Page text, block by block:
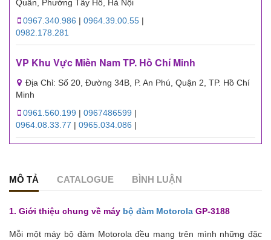
Quân, Phường Tây Hồ, Hà Nội
0967.340.986 | 0964.39.00.55 |
0982.178.281
VP Khu Vực Miền Nam TP. Hồ Chí Minh
Địa Chỉ: Số 20, Đường 34B, P. An Phú, Quận 2, TP. Hồ Chí
Minh
0961.560.199 | 0967486599 |
0964.08.33.77 | 0965.034.086 |
MÔ TẢ CATALOGUE BÌNH LUẬN
1. Giới thiệu chung về máy bộ đàm Motorola GP-3188
Mỗi một máy bộ đàm Motorola đều mang trên mình những đặc